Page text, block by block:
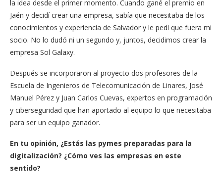
la idea desde el primer momento. Cuando gané el premio en
Jaén y decidí crear una empresa, sabía que necesitaba de los
conocimientos y experiencia de Salvador y le pedí que fuera mi
socio. No lo dudó ni un segundo y, juntos, decidimos crear la
empresa Sol Galaxy.
Después se incorporaron al proyecto dos profesores de la
Escuela de Ingenieros de Telecomunicación de Linares, José
Manuel Pérez y Juan Carlos Cuevas, expertos en programación
y ciberseguridad que han aportado al equipo lo que necesitaba
para ser un equipo ganador.
En tu opinión, ¿Estás las pymes preparadas para la
digitalización? ¿Cómo ves las empresas en este
sentido?